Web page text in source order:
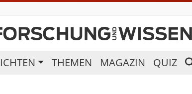
THEMEN MAGAZIN QUIZ